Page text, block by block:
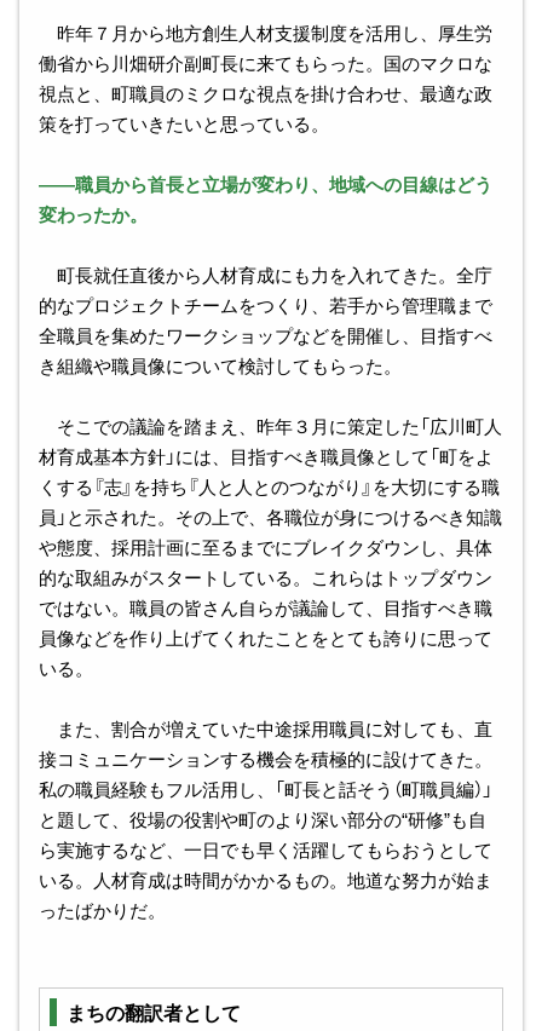
昨年７月から地方創生人材支援制度を活用し、厚生労
働省から川畑研介副町長に来てもらった。国のマクロな
視点と、町職員のミクロな視点を掛け合わせ、最適な政
策を打っていきたいと思っている。
――職員から首長と立場が変わり、地域への目線はどう
変わったか。
町長就任直後から人材育成にも力を入れてきた。全庁
的なプロジェクトチームをつくり、若手から管理職まで
全職員を集めたワークショップなどを開催し、目指すべ
き組織や職員像について検討してもらった。
そこでの議論を踏まえ、昨年３月に策定した「広川町人
材育成基本方針」には、目指すべき職員像として「町をよ
くする『志』を持ち『人と人とのつながり』を大切にする職
員」と示された。その上で、各職位が身につけるべき知識
や態度、採用計画に至るまでにブレイクダウンし、具体
的な取組みがスタートしている。これらはトップダウン
ではない。職員の皆さん自らが議論して、目指すべき職
員像などを作り上げてくれたことをとても誇りに思って
いる。
また、割合が増えていた中途採用職員に対しても、直
接コミュニケーションする機会を積極的に設けてきた。
私の職員経験もフル活用し、「町長と話そう（町職員編）」
と題して、役場の役割や町のより深い部分の“研修”も自
ら実施するなど、一日でも早く活躍してもらおうとして
いる。人材育成は時間がかかるもの。地道な努力が始ま
ったばかりだ。
まちの翻訳者として